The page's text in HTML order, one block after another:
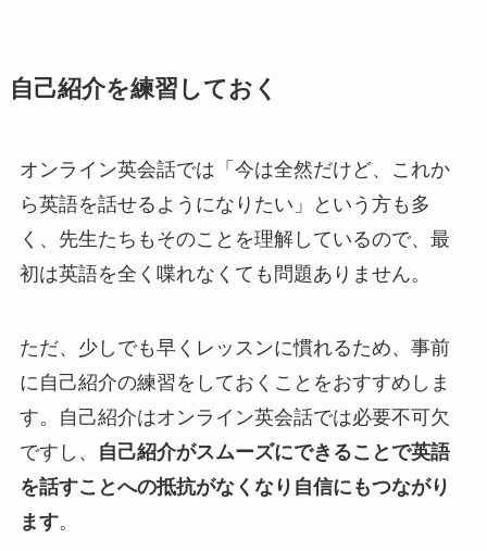
自己紹介を練習しておく
オンライン英会話では「今は全然だけど、これか
ら英語を話せるようになりたい」という方も多
く、先生たちもそのことを理解しているので、最
初は英語を全く喋れなくても問題ありません。
ただ、少しでも早くレッスンに慣れるため、事前
に自己紹介の練習をしておくことをおすすめしま
す。自己紹介はオンライン英会話では必要不可欠
ですし、
自己紹介がスムーズにできることで英語
を話すことへの抵抗がなくなり自信にもつながり
ます。